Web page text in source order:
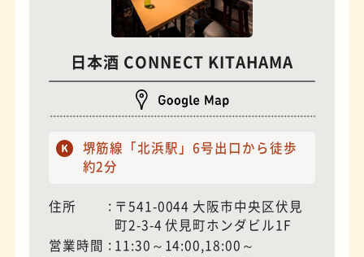
石窯ピザ
日本酒 CONNECT KITAHAMA
堺筋線「北浜駅」6号出口から徒歩
約2分
住所
〒541-0044 大阪市中央区伏見
町2-3-4 伏見町ホンダビル1F
営業時間
11:30～14:00,18:00～